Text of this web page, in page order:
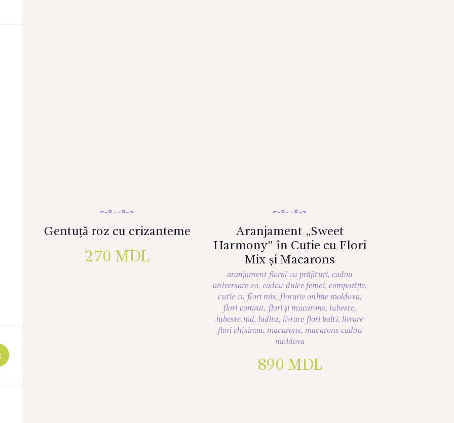
Gentuță roz cu crizanteme
270 MDL
Aranjament „Sweet
Harmony” în Cutie cu Flori
Mix și Macarons
aranjament floral cu prăjituri,cadou
aniversare ea, cadou dulce femei, compoziție,
cutie cu flori mix, florarie online moldova,
flori comrat, flori și macarons, iubeste,
iubeste.md, ladita, livrare flori balti, livrare
flori chisinau, macarons, macarons cadou
moldova
890 MDL